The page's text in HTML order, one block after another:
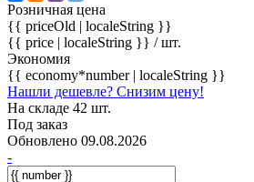
Розничная цена
{{ priceOld | localeString }}
{{ price | localeString }} / шт.
Экономия
{{ economy*number | localeString }}
Нашли дешевле? Снизим цену!
На складе 42 шт.
Под заказ
Обновлено 09.08.2026
-